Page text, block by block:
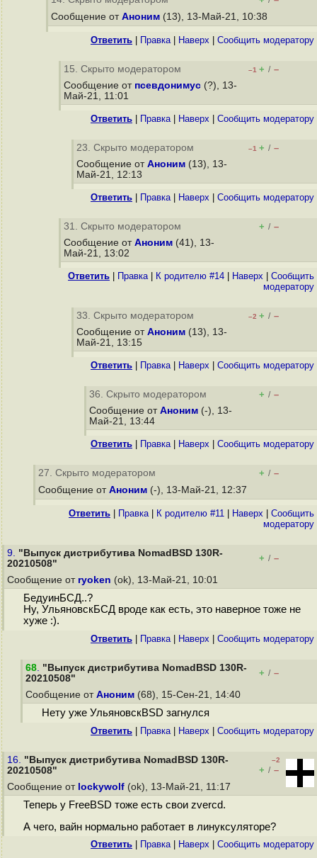
Сообщение от Аноним (13), 13-Май-21, 10:38
Ответить Правка| Наверх Cообщить модератору
15. Скрыто модератором –1 + / –
Сообщение от псевдонимус (?), 13-
Май-21, 11:01
Ответить Правка| Наверх Cообщить модератору
23. Скрыто модератором –1 + / –
Сообщение от Аноним (13), 13-
Май-21, 12:13
Ответить Правка| Наверх Cообщить модератору
31. Скрыто модератором + / –
Сообщение от Аноним (41), 13-
Май-21, 13:02
Ответить Правка| К родителю #14 Наверх
Cообщить
модератору
33. Скрыто модератором –2 + / –
Сообщение от Аноним (13), 13-
Май-21, 13:15
Ответить Правка| Наверх Cообщить модератору
36. Скрыто модератором + / –
Сообщение от Аноним (-), 13-
Май-21, 13:44
Ответить Правка| Наверх Cообщить модератору
27. Скрыто модератором + / –
Сообщение от Аноним (-), 13-Май-21, 12:37
Ответить Правка| К родителю #11 Наверх
Cообщить
модератору
9. "Выпуск дистрибутива NomadBSD 130R-
20210508"
+ / –
Сообщение от ryoken (ok), 13-Май-21, 10:01
БедуинБСД..?
Ну, УльяновскБСД вроде как есть, это наверное тоже не
хуже :).
Ответить Правка| Наверх Cообщить модератору
68. "Выпуск дистрибутива NomadBSD 130R-
20210508"
+ / –
Сообщение от Аноним (68), 15-Сен-21, 14:40
Нету уже УльяновскBSD загнулся
Ответить Правка| Наверх Cообщить модератору
16. "Выпуск дистрибутива NomadBSD 130R-
20210508"
–2
+ / –
Сообщение от lockywolf (ok), 13-Май-21, 11:17
Теперь у FreeBSD тоже есть свои zvercd.
А чего, вайн нормально работает в линуксуляторе?
Ответить Правка| Наверх Cообщить модератору